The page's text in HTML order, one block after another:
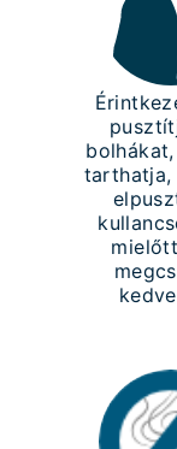
tarthatja,